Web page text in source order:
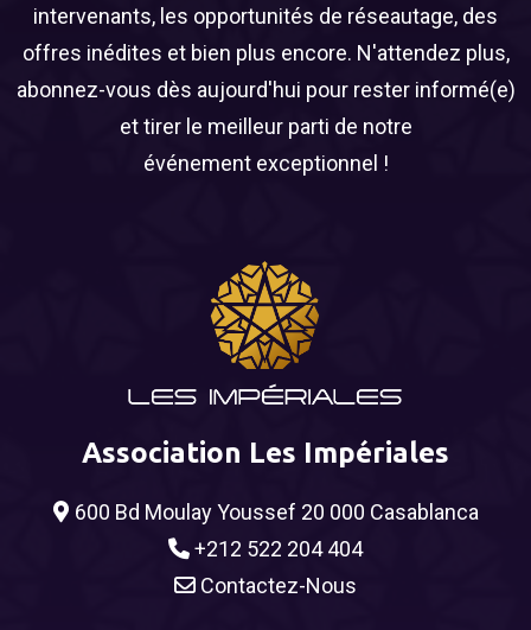
intervenants, les opportunités de réseautage, des
offres inédites et bien plus encore. N'attendez plus,
abonnez-vous dès aujourd'hui pour rester informé(e)
et tirer le meilleur parti de notre
événement exceptionnel !
Association Les Impériales
600 Bd Moulay Youssef 20 000 Casablanca
+212 522 204 404
Contactez-Nous